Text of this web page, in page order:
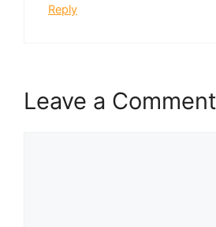
Reply
Leave a Comment